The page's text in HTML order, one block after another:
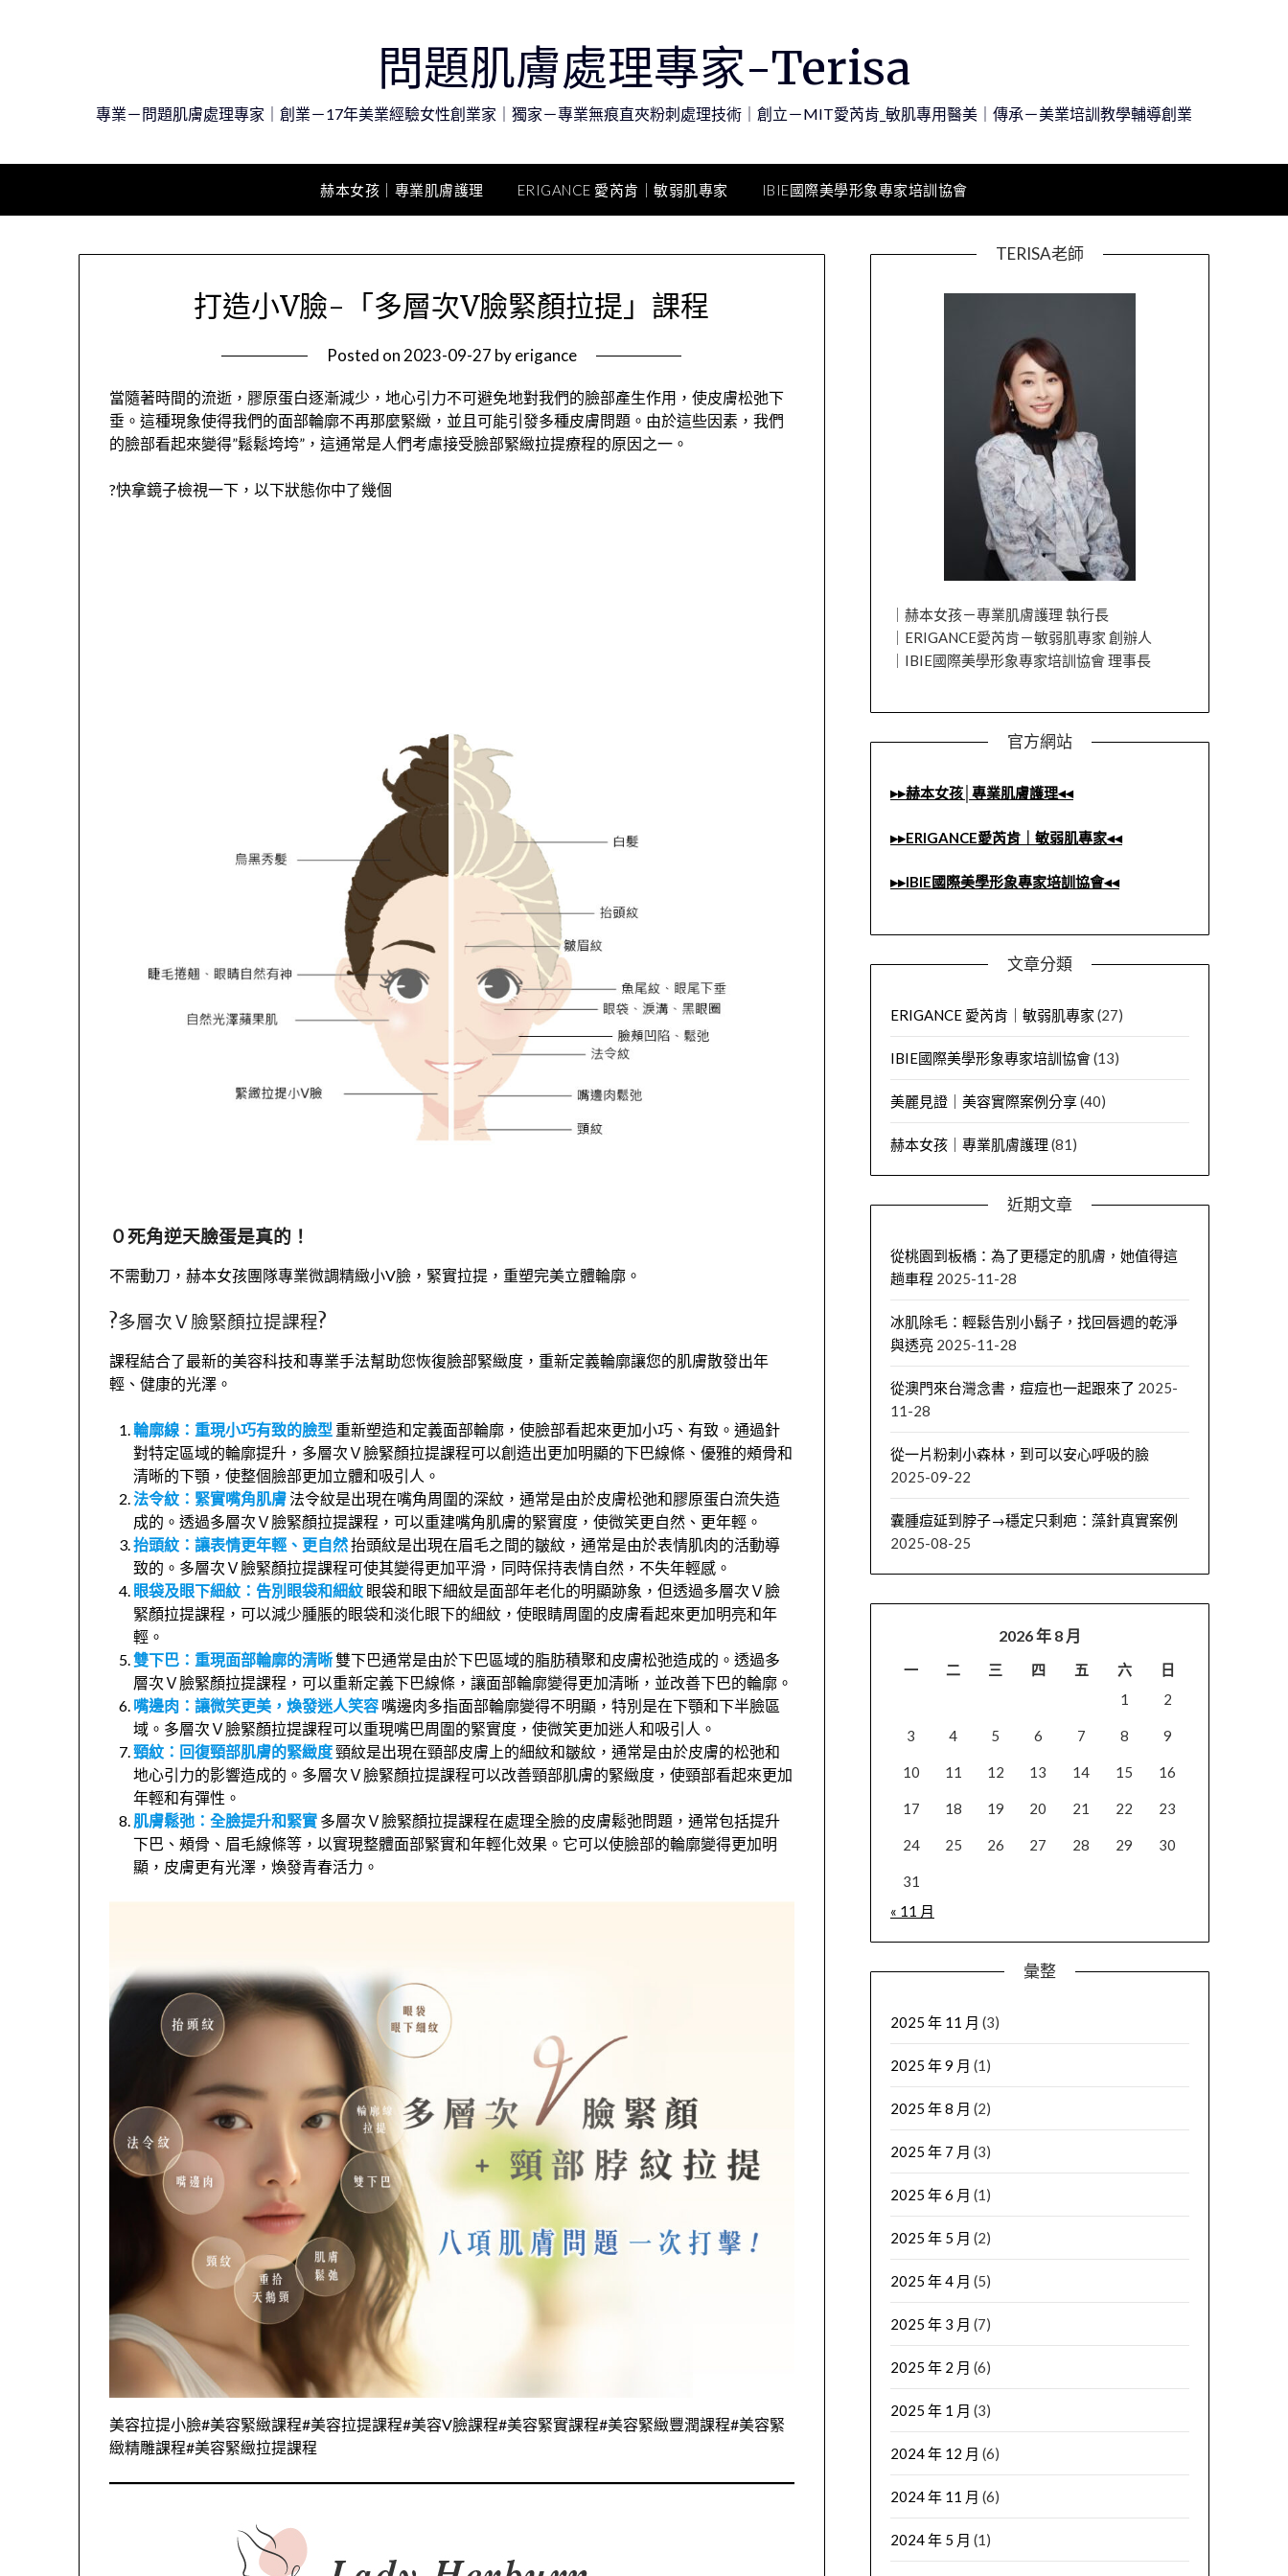
問題肌膚處理專家-Terisa
專業－問題肌膚處理專家｜創業－17年美業經驗女性創業家｜獨家－專業無痕直夾粉刺處理技術｜創立－MIT愛芮肯_敏肌專用醫美｜傳承－美業培訓教學輔導創業
赫本女孩｜專業肌膚護理 ERIGANCE 愛芮肯｜敏弱肌專家 IBIE國際美學形象專家培訓協會
打造小V臉-「多層次V臉緊顏拉提」課程
Posted on 2023-09-27 byerigance
當隨著時間的流逝，膠原蛋白逐漸減少，地心引力不可避免地對我們的臉部產生作用，使皮膚松弛下
垂。這種現象使得我們的面部輪廓不再那麼緊緻，並且可能引發多種皮膚問題。由於這些因素，我們
的臉部看起來變得”鬆鬆垮垮”，這通常是人們考慮接受臉部緊緻拉提療程的原因之一。
?快拿鏡子檢視一下，以下狀態你中了幾個
０死角逆天臉蛋是真的！
不需動刀，赫本女孩團隊專業微調精緻小V臉，緊實拉提，重塑完美立體輪廓。
?多層次Ｖ臉緊顏拉提課程?
課程結合了最新的美容科技和專業手法幫助您恢復臉部緊緻度，重新定義輪廓讓您的肌膚散發出年
輕、健康的光澤。
輪廓線：重現小巧有致的臉型 重新塑造和定義面部輪廓，使臉部看起來更加小巧、有致。通過針
對特定區域的輪廓提升，多層次Ｖ臉緊顏拉提課程可以創造出更加明顯的下巴線條、優雅的頰骨和
清晰的下顎，使整個臉部更加立體和吸引人。
法令紋：緊實嘴角肌膚法令紋是出現在嘴角周圍的深紋，通常是由於皮膚松弛和膠原蛋白流失造
成的。透過多層次Ｖ臉緊顏拉提課程，可以重建嘴角肌膚的緊實度，使微笑更自然、更年輕。
抬頭紋：讓表情更年輕、更自然抬頭紋是出現在眉毛之間的皺紋，通常是由於表情肌肉的活動導
致的。多層次Ｖ臉緊顏拉提課程可使其變得更加平滑，同時保持表情自然，不失年輕感。
眼袋及眼下細紋：告別眼袋和細紋 眼袋和眼下細紋是面部年老化的明顯跡象，但透過多層次Ｖ臉
緊顏拉提課程，可以減少腫脹的眼袋和淡化眼下的細紋，使眼睛周圍的皮膚看起來更加明亮和年
輕。
雙下巴：重現面部輪廓的清晰雙下巴通常是由於下巴區域的脂肪積聚和皮膚松弛造成的。透過多
層次Ｖ臉緊顏拉提課程，可以重新定義下巴線條，讓面部輪廓變得更加清晰，並改善下巴的輪廓。
嘴邊肉：讓微笑更美，煥發迷人笑容 嘴邊肉多指面部輪廓變得不明顯，特別是在下顎和下半臉區
域。多層次Ｖ臉緊顏拉提課程可以重現嘴巴周圍的緊實度，使微笑更加迷人和吸引人。
頸紋：回復頸部肌膚的緊緻度頸紋是出現在頸部皮膚上的細紋和皺紋，通常是由於皮膚的松弛和
地心引力的影響造成的。多層次Ｖ臉緊顏拉提課程可以改善頸部肌膚的緊緻度，使頸部看起來更加
年輕和有彈性。
肌膚鬆弛：全臉提升和緊實 多層次Ｖ臉緊顏拉提課程在處理全臉的皮膚鬆弛問題，通常包括提升
下巴、頰骨、眉毛線條等，以實現整體面部緊實和年輕化效果。它可以使臉部的輪廓變得更加明
顯，皮膚更有光澤，煥發青春活力。
美容拉提小臉#美容緊緻課程#美容拉提課程#美容V臉課程#美容緊實課程#美容緊緻豐潤課程#美容緊
緻精雕課程#美容緊緻拉提課程
TERISA老師
｜赫本女孩－專業肌膚護理 執行長
｜ERIGANCE愛芮肯－敏弱肌專家 創辦人
｜IBIE國際美學形象專家培訓協會 理事長
官方網站
▸▸赫本女孩│專業肌膚護理◂◂
▸▸ERIGANCE愛芮肯｜敏弱肌專家◂◂
▸▸IBIE國際美學形象專家培訓協會◂◂
文章分類
ERIGANCE 愛芮肯｜敏弱肌專家 (27)
IBIE國際美學形象專家培訓協會(13)
美麗見證｜美容實際案例分享 (40)
赫本女孩｜專業肌膚護理 (81)
近期文章
從桃園到板橋：為了更穩定的肌膚，她值得這
趟車程 2025-11-28
冰肌除毛：輕鬆告別小鬍子，找回唇週的乾淨
與透亮 2025-11-28
從澳門來台灣念書，痘痘也一起跟來了 2025-
11-28
從一片粉刺小森林，到可以安心呼吸的臉
2025-09-22
囊腫痘延到脖子→穩定只剩疤：藻針真實案例
2025-08-25
2026 年 8 月
一 二 三 四 五 六
日
1
2
3 4 5 6 7 8 9
10 11 12 13 14 15 16
17 18 19 20 21 22 23
24 25 26 27 28 29 30
31
« 11 月
彙整
2025 年 11 月 (3)
2025 年 9 月 (1)
2025 年 8 月 (2)
2025 年 7 月 (3)
2025 年 6 月 (1)
2025 年 5 月 (2)
2025 年 4 月 (5)
2025 年 3 月 (7)
2025 年 2 月 (6)
2025 年 1 月 (3)
2024 年 12 月 (6)
2024 年 11 月 (6)
2024 年 5 月 (1)